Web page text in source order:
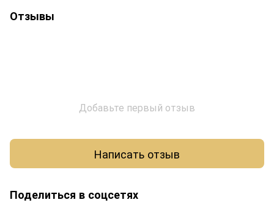
Отзывы
Добавьте первый отзыв
Написать отзыв
Поделиться в соцсетях